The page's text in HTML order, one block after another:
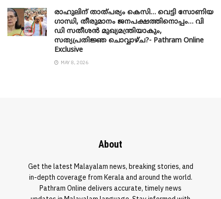
രാഹുലിന് താത്പര്യം കെസി… വെട്ടി സോണിയ
​ഗാന്ധി, തീരുമാനം ജനപക്ഷത്തിനൊപ്പം… വി
ഡി സതീശൻ മുഖ്യമന്ത്രിയാകും,
സത്യപ്രതിജ്ഞ ചൊവ്വാഴ്ച?- Pathram Online
Exclusive
MAY 8, 2026
About
Get the latest Malayalam news, breaking stories, and
in-depth coverage from Kerala and around the world.
Pathram Online delivers accurate, timely news